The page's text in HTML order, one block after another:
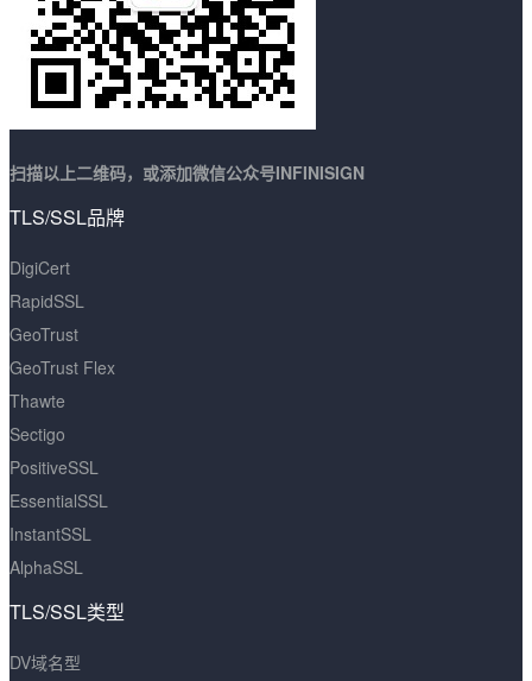
扫描以上二维码，或添加微信公众号INFINISIGN
TLS/SSL品牌
DigiCert
RapidSSL
GeoTrust
GeoTrust Flex
Thawte
Sectigo
PositiveSSL
EssentialSSL
InstantSSL
AlphaSSL
TLS/SSL类型
DV域名型